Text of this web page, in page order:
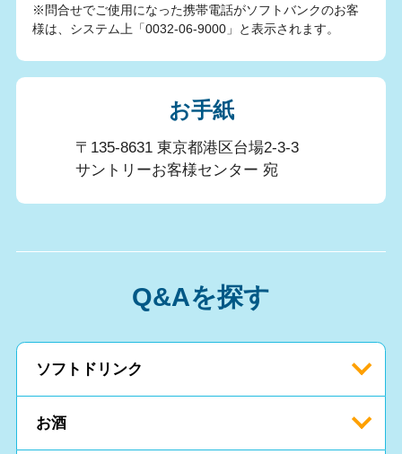
※問合せでご使用になった携帯電話がソフトバンクのお客
様は、システム上「0032-06-9000」と表示されます。
お手紙
〒135-8631 東京都港区台場2-3-3
サントリーお客様センター 宛
Q&Aを探す
ソフトドリンク
お酒